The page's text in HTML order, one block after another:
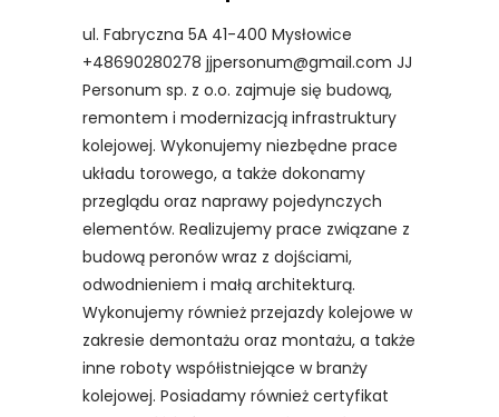
ul. Fabryczna 5A 41-400 Mysłowice
+48690280278 jjpersonum@gmail.com JJ
Personum sp. z o.o. zajmuje się budową,
remontem i modernizacją infrastruktury
kolejowej. Wykonujemy niezbędne prace
układu torowego, a także dokonamy
przeglądu oraz naprawy pojedynczych
elementów. Realizujemy prace związane z
budową peronów wraz z dojściami,
odwodnieniem i małą architekturą.
Wykonujemy również przejazdy kolejowe w
zakresie demontażu oraz montażu, a także
inne roboty współistniejące w branży
kolejowej. Posiadamy również certyfikat